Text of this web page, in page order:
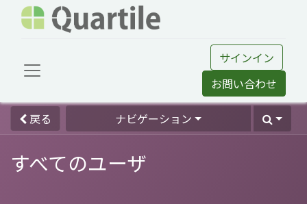
サインイン
お問い合わせ
戻る ナビゲーション
すべてのユーザ